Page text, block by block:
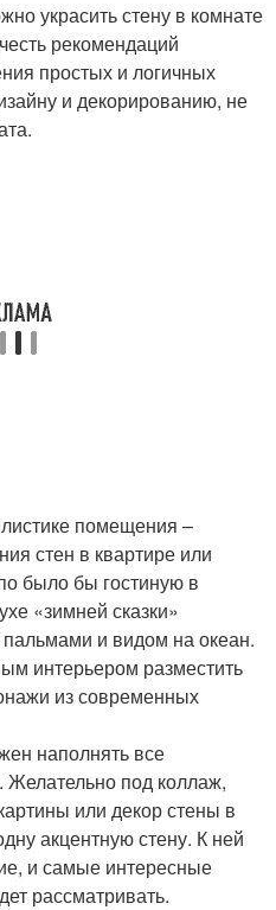
украсить стену в комнате
рекомендаций
простых и логичных
и декорированию, не
помещения –
стен в квартире или
было бы гостиную в
«зимней сказки»
и видом на океан.
интерьером разместить
из современных
наполнять все
Желательно под коллаж,
или декор стены в
акцентную стену. К ней
и самые интересные
рассматривать.